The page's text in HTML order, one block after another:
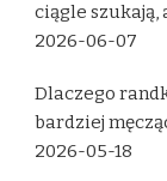
ciągle szukają,
2026-06-07
Dlaczego
bardziej
2026-05-18